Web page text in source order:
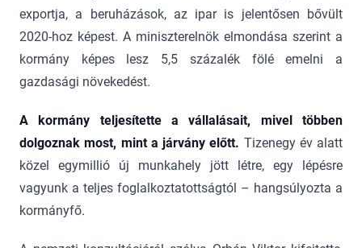
exportja, a beruházások, az ipar is jelentősen bővült
2020-hoz képest. A miniszterelnök elmondása szerint a
kormány képes lesz 5,5 százalék fölé emelni a
gazdasági növekedést.
A kormány teljesítette a vállalásait, mivel többen
dolgoznak most, mint a járvány előtt. Tizenegy év alatt
közel egymillió új munkahely jött létre, egy lépésre
vagyunk a teljes foglalkoztatottságtól – hangsúlyozta a
kormányfő.